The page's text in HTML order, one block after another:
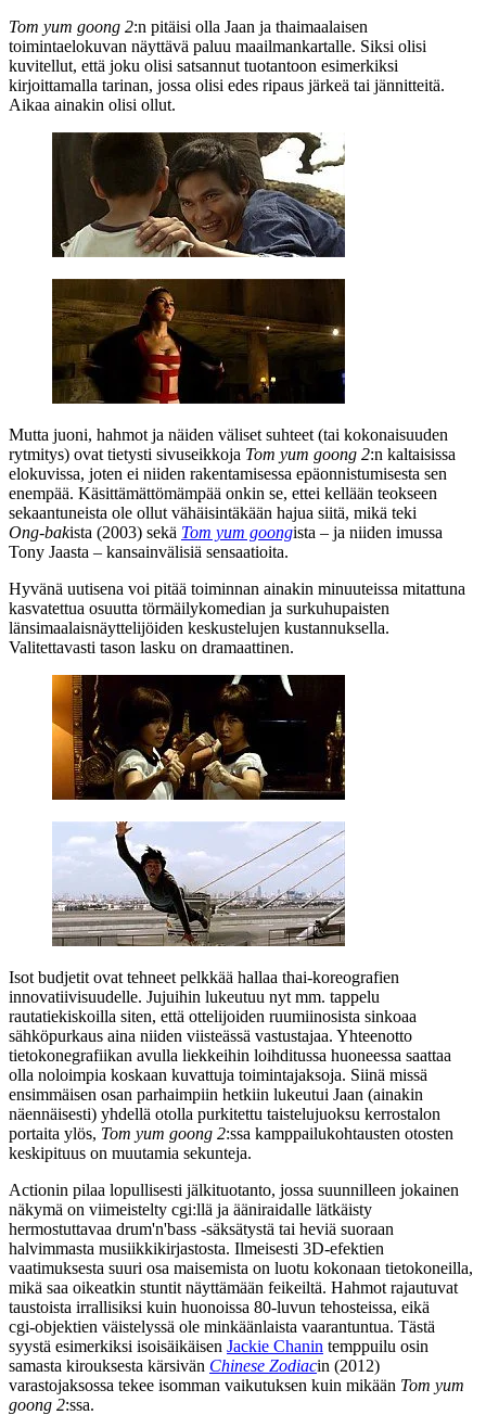
Tom yum goong 2:n pitäisi olla Jaan ja thaimaalaisen
toimintaelokuvan näyttävä paluu maailmankartalle. Siksi olisi
kuvitellut, että joku olisi satsannut tuotantoon esimerkiksi
kirjoittamalla tarinan, jossa olisi edes ripaus järkeä tai jännitteitä.
Aikaa ainakin olisi ollut.
Mutta juoni, hahmot ja näiden väliset suhteet (tai kokonaisuuden
rytmitys) ovat tietysti sivuseikkoja Tom yum goong 2:n kaltaisissa
elokuvissa, joten ei niiden rakentamisessa epäonnistumisesta sen
enempää. Käsittämättömämpää onkin se, ettei kellään teokseen
sekaantuneista ole ollut vähäisintäkään hajua siitä, mikä teki
Ong‑bakista (2003) sekä Tom yum goongista – ja niiden imussa
Tony Jaasta – kansainvälisiä sensaatioita.
Hyvänä uutisena voi pitää toiminnan ainakin minuuteissa mitattuna
kasvatettua osuutta törmäilykomedian ja surkuhupaisten
länsimaalaisnäyttelijöiden keskustelujen kustannuksella.
Valitettavasti tason lasku on dramaattinen.
Isot budjetit ovat tehneet pelkkää hallaa thai-koreografien
innovatiivisuudelle. Jujuihin lukeutuu nyt mm. tappelu
rautatiekiskoilla siten, että ottelijoiden ruumiinosista sinkoaa
sähköpurkaus aina niiden viisteässä vastustajaa. Yhteenotto
tietokonegrafiikan avulla liekkeihin loihditussa huoneessa saattaa
olla noloimpia koskaan kuvattuja toimintajaksoja. Siinä missä
ensimmäisen osan parhaimpiin hetkiin lukeutui Jaan (ainakin
näennäisesti) yhdellä otolla purkitettu taistelujuoksu kerrostalon
portaita ylös, Tom yum goong 2:ssa kamppailukohtausten otosten
keskipituus on muutamia sekunteja.
Actionin pilaa lopullisesti jälkituotanto, jossa suunnilleen jokainen
näkymä on viimeistelty cgi:llä ja ääniraidalle lätkäisty
hermostuttavaa drum'n'bass ‑säksätystä tai heviä suoraan
halvimmasta musiikkikirjastosta. Ilmeisesti 3D‑efektien
vaatimuksesta suuri osa maisemista on luotu kokonaan tietokoneilla,
mikä saa oikeatkin stuntit näyttämään feikeiltä. Hahmot rajautuvat
taustoista irrallisiksi kuin huonoissa 80‑luvun tehosteissa, eikä
cgi‑objektien väistelyssä ole minkäänlaista vaarantuntua. Tästä
syystä esimerkiksi isoisäikäisen Jackie Chanin temppuilu osin
samasta kirouksesta kärsivän Chinese Zodiacin (2012)
varastojaksossa tekee isomman vaikutuksen kuin mikään Tom yum
goong 2:ssa.